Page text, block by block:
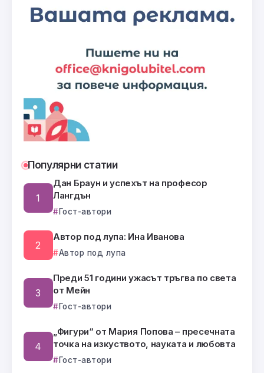
Популярни статии
Дан Браун и успехът на професор
Лангдън
Гост-автори
Автор под лупа: Ина Иванова
Автор под лупа
Преди 51 години ужасът тръгва по света
от Мейн
Гост-автори
„Фигури“ от Мария Попова – пресечната
точка на изкуството, науката и любовта
Гост-автори